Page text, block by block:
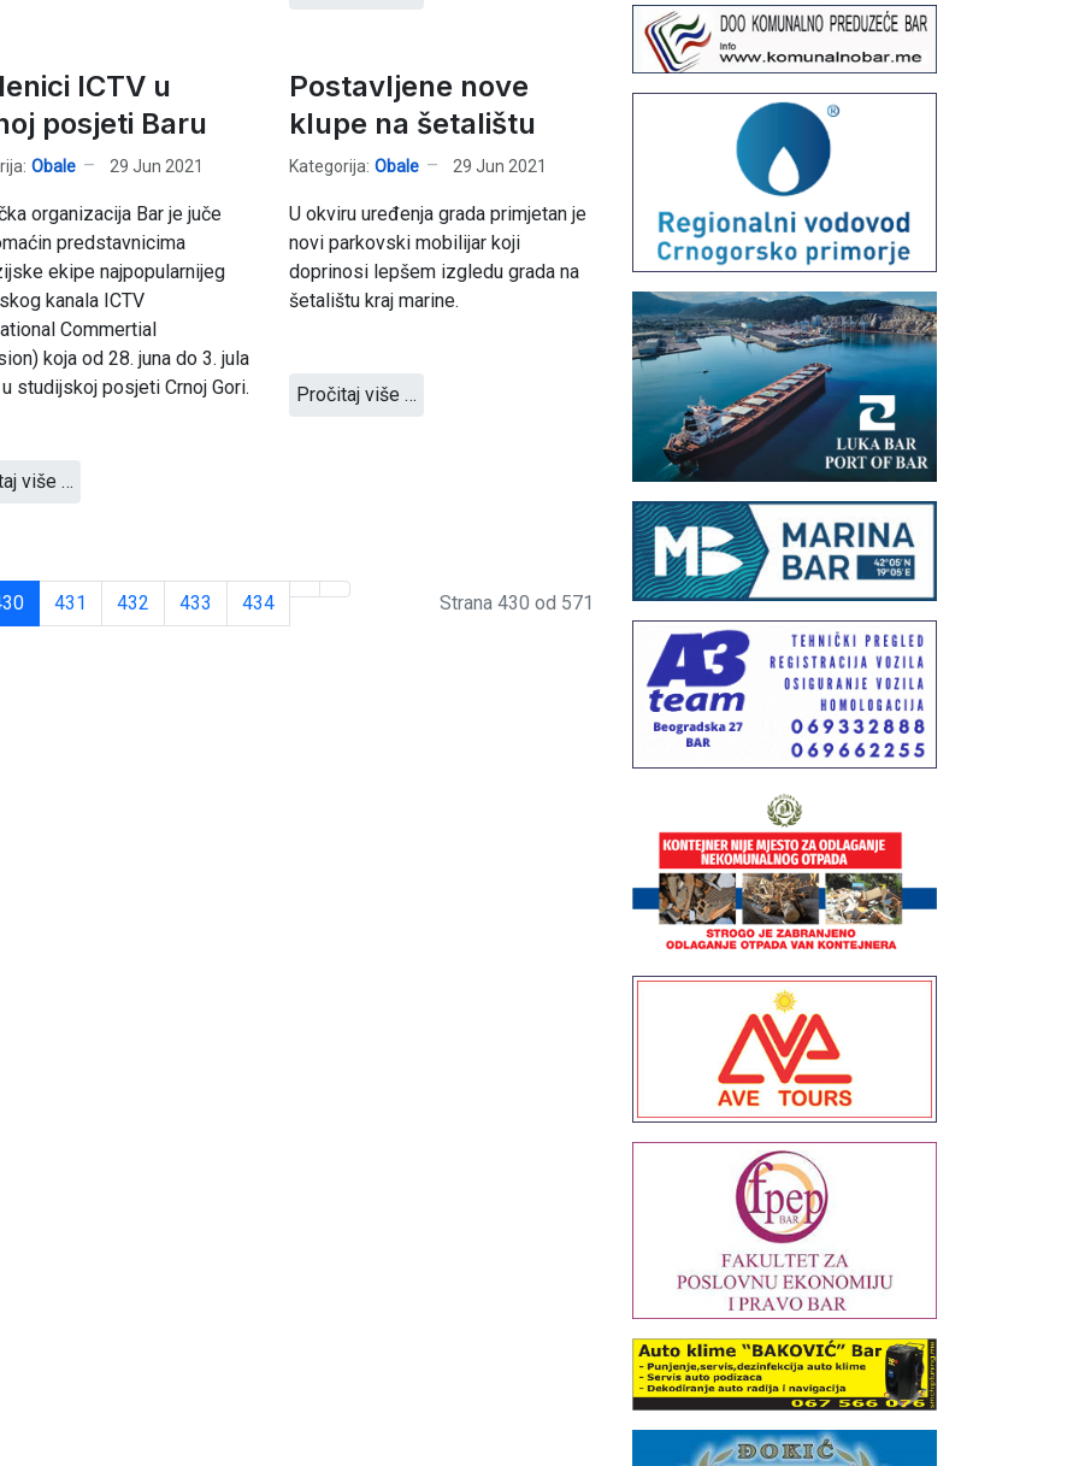
ICTV u
posjeti Baru
Obale 29 Jun 2021
organizacija Bar je juče
predstavnicima
ekipe najpopularnijeg
kanala ICTV
Commertial
koja od 28. juna do 3. jula
studijskoj posjeti Crnoj Gori.
više …
Postavljene nove
klupe na šetalištu
Kategorija: Obale 29 Jun 2021
U okviru uređenja grada primjetan je
novi parkovski mobilijar koji
doprinosi lepšem izgledu grada na
šetalištu kraj marine.
Pročitaj više …
431 432 433 434 Strana 430 od 571